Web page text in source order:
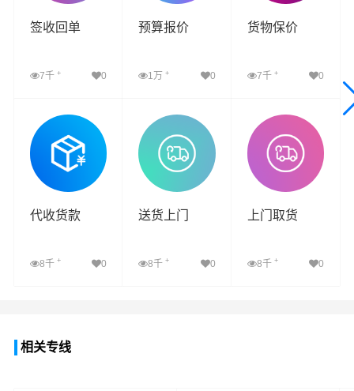
签收回单
7千 + 0
查看详细
预算报价
1万+ 0
查看详细
货物保价
7千 + 0
查看详细
代收货款
8千 + 0
送货上门
8千+ 0
上门取货
8千 + 0
相关专线